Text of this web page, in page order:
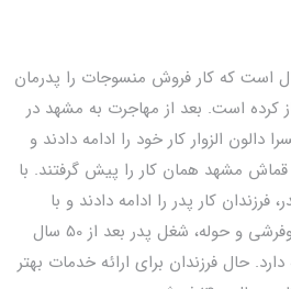
از 50 سال است که کار فروش منسوجات را پدرمان
کرده است. بعد از مهاجرت به مشهد در
دالون الزوار کار خود را ادامه دادند و
مشهد همان کار را پیش گرفتند. با
فرزندان کار پدر را ادامه دادند و با
فروش انواع روفرشی و حوله، شغل پدر بعد از 50 سال
حال فرزندان برای ارائه خدمات بهتر